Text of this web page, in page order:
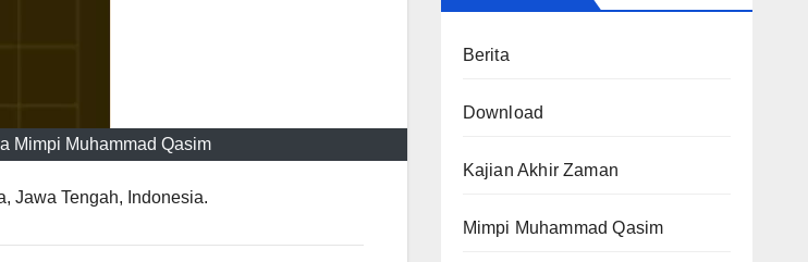
Mimpi Muhammad Qasim
Jawa Tengah, Indonesia.
Berita
Download
Kajian Akhir Zaman
Mimpi Muhammad Qasim